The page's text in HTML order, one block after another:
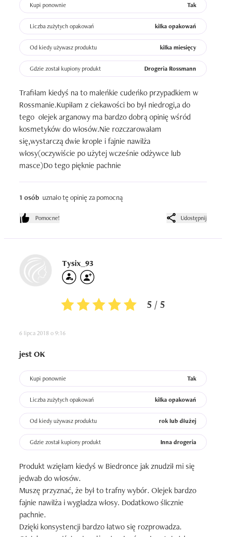
Kupi ponownie Tak
Liczba zużytych opakowań kilka opakowań
Od kiedy używasz produktu kilka miesięcy
Gdzie został kupiony produkt Drogeria Rossmann
Trafiłam kiedyś na to maleńkie cudeńko przypadkiem w
Rossmanie.Kupiłam z ciekawości bo był niedrogi,a do
tego  olejek arganowy ma bardzo dobrą opinię wśród
kosmetyków do włosów.Nie rozczarowałam
się,wystarczą dwie krople i fajnie nawilża
włosy(oczywiście po użytej wcześnie odżywce lub
masce)Do tego pięknie pachnie
1 osób uznało tę opinię za pomocną
Pomocne! Udostępnij
Tysix_93
5 / 5
6 lipca 2018 o 9:16
jest OK
Kupi ponownie Tak
Liczba zużytych opakowań kilka opakowań
Od kiedy używasz produktu rok lub dłużej
Gdzie został kupiony produkt Inna drogeria
Produkt wzięłam kiedyś w Biedronce jak znudził mi się
jedwab do włosów.
Muszę przyznać, że był to trafny wybór. Olejek bardzo
fajnie nawilża i wygładza włosy. Dodatkowo ślicznie
pachnie.
Dzięki konsystencji bardzo łatwo się rozprowadza.